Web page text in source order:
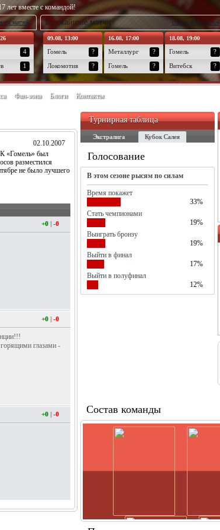
лет вместе с командой!
матчей
4
1
Ближайшие матчи список всех матчей
09.08, 13:00
Гомель
?
Локомотив
?
16.08, 17:00
Металлург
?
Гомель
?
18.08, 19:00
Гомель
?
Витебск
?
Фан-зона Блоги Контакты
02.10.2007
«Гомель» был
разместился
не было лучшего
+0| -0
+0| -0
горящими глазами -
+0| -0
Турнирная таблица
Экстралига Кубок Салея
Голосование
В этом сезоне рысям по силам
Время покажет
33%
Стать чемпионами
19%
Выиграть бронзу
19%
Выйти в финал
17%
Выйти в полуфинал
12%
Состав команды